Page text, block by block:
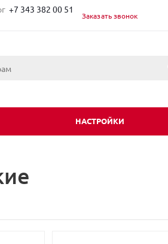
+7 343 382 00 51
Заказать звонок
НАСТРОЙКИ